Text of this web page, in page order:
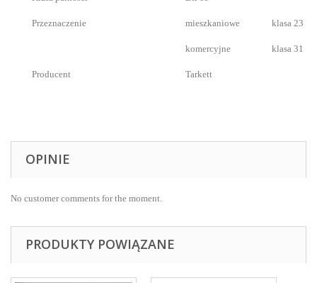
Przeznaczenie mieszkaniowe klasa 23
komercyjne klasa 31
Producent Tarkett
OPINIE
No customer comments for the moment.
PRODUKTY POWIĄZANE